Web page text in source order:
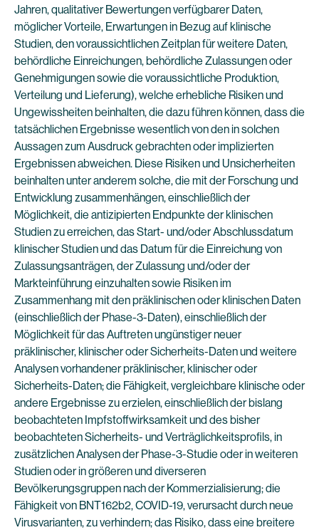
Jahren, qualitativer Bewertungen verfügbarer Daten,
möglicher Vorteile, Erwartungen in Bezug auf klinische
Studien, den voraussichtlichen Zeitplan für weitere Daten,
behördliche Einreichungen, behördliche Zulassungen oder
Genehmigungen sowie die voraussichtliche Produktion,
Verteilung und Lieferung), welche erhebliche Risiken und
Ungewissheiten beinhalten, die dazu führen können, dass die
tatsächlichen Ergebnisse wesentlich von den in solchen
Aussagen zum Ausdruck gebrachten oder implizierten
Ergebnissen abweichen. Diese Risiken und Unsicherheiten
beinhalten unter anderem solche, die mit der Forschung und
Entwicklung zusammenhängen, einschließlich der
Möglichkeit, die antizipierten Endpunkte der klinischen
Studien zu erreichen, das Start- und/oder Abschlussdatum
klinischer Studien und das Datum für die Einreichung von
Zulassungsanträgen, der Zulassung und/oder der
Markteinführung einzuhalten sowie Risiken im
Zusammenhang mit den präklinischen oder klinischen Daten
(einschließlich der Phase-3-Daten), einschließlich der
Möglichkeit für das Auftreten ungünstiger neuer
präklinischer, klinischer oder Sicherheits-Daten und weitere
Analysen vorhandener präklinischer, klinischer oder
Sicherheits-Daten; die Fähigkeit, vergleichbare klinische oder
andere Ergebnisse zu erzielen, einschließlich der bislang
beobachteten Impfstoffwirksamkeit und des bisher
beobachteten Sicherheits- und Verträglichkeitsprofils, in
zusätzlichen Analysen der Phase-3-Studie oder in weiteren
Studien oder in größeren und diverseren
Bevölkerungsgruppen nach der Kommerzialisierung; die
Fähigkeit von BNT162b2, COVID-19, verursacht durch neue
Virusvarianten, zu verhindern; das Risiko, dass eine breitere